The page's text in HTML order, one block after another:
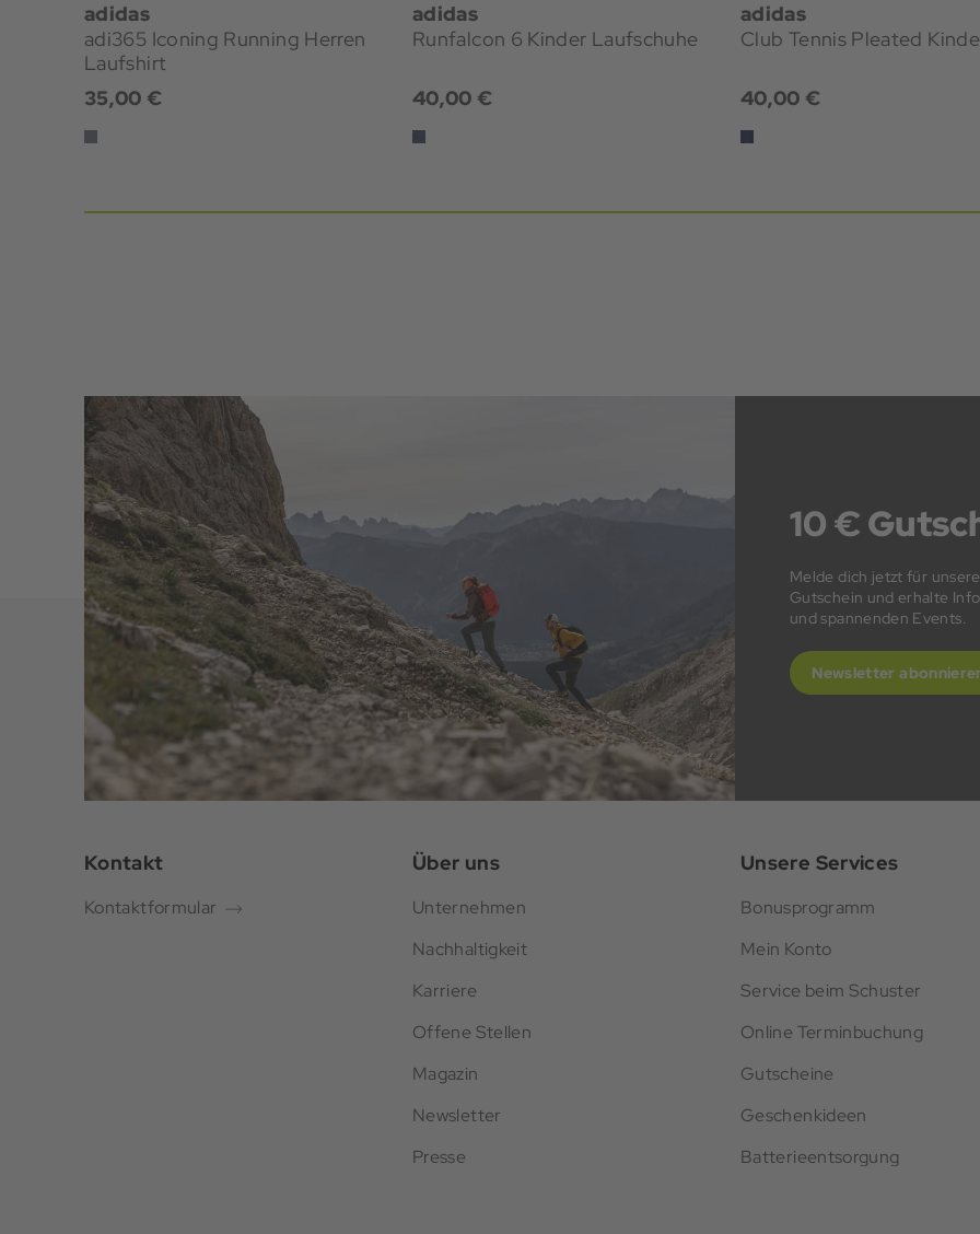
adidas
adi365 Iconing Running Herren
Laufshirt
35,00 €
adidas
Runfalcon 6 Kinder Laufschuhe
40,00 €
adidas
Club Tennis Pleated
40,00 €
10 €
Melde dich jetzt für
Gutschein und erhalte
und spannenden Events.
Newsletter
Kontakt
Kontaktformular
Über uns
Unternehmen
Nachhaltigkeit
Karriere
Offene Stellen
Magazin
Newsletter
Presse
Unsere Services
Bonusprogramm
Mein Konto
Service beim Schuster
Online Terminbuchung
Gutscheine
Geschenkideen
Batterieentsorgung